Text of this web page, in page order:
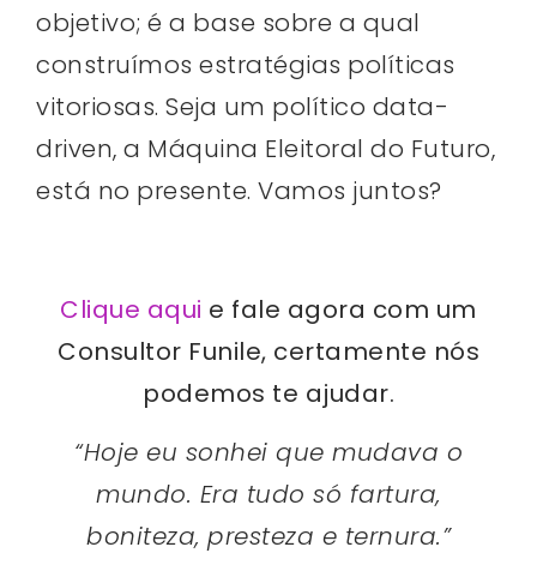
objetivo; é a base sobre a qual
construímos estratégias políticas
vitoriosas. Seja um político data-
driven, a Máquina Eleitoral do Futuro,
está no presente. Vamos juntos?
Clique aqui e fale agora com um
Consultor Funile, certamente nós
podemos te ajudar.
“Hoje eu sonhei que mudava o
mundo. Era tudo só fartura,
boniteza, presteza e ternura.”